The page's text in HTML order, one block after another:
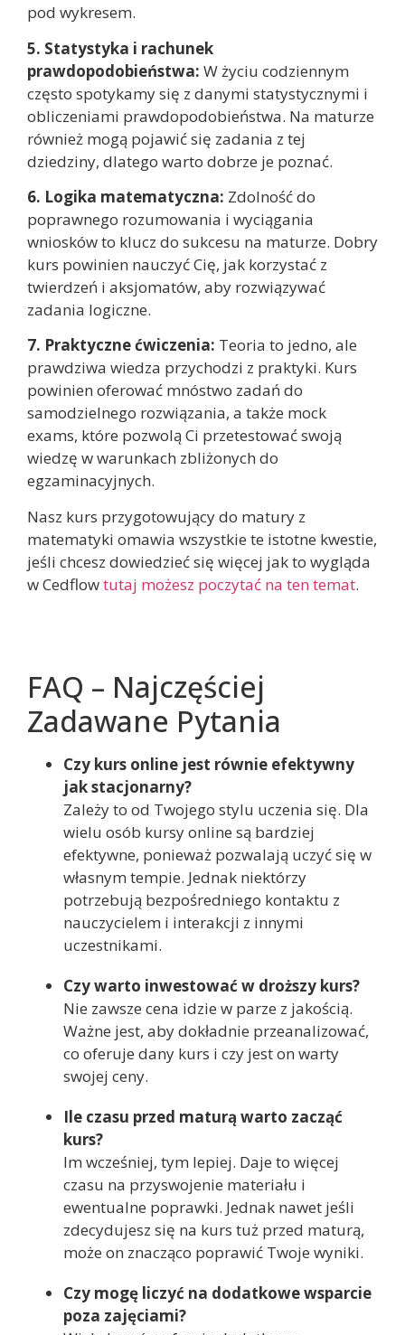
pod wykresem.
5. Statystyka i rachunek
prawdopodobieństwa: W życiu codziennym
często spotykamy się z danymi statystycznymi i
obliczeniami prawdopodobieństwa. Na maturze
również mogą pojawić się zadania z tej
dziedziny, dlatego warto dobrze je poznać.
6. Logika matematyczna: Zdolność do
poprawnego rozumowania i wyciągania
wniosków to klucz do sukcesu na maturze. Dobry
kurs powinien nauczyć Cię, jak korzystać z
twierdzeń i aksjomatów, aby rozwiązywać
zadania logiczne.
7. Praktyczne ćwiczenia: Teoria to jedno, ale
prawdziwa wiedza przychodzi z praktyki. Kurs
powinien oferować mnóstwo zadań do
samodzielnego rozwiązania, a także mock
exams, które pozwolą Ci przetestować swoją
wiedzę w warunkach zbliżonych do
egzaminacyjnych.
Nasz kurs przygotowujący do matury z
matematyki omawia wszystkie te istotne kwestie,
jeśli chcesz dowiedzieć się więcej jak to wygląda
w Cedflowtutaj możesz poczytać na ten temat.
FAQ – Najczęściej
Zadawane Pytania
Czy kurs online jest równie efektywny
jak stacjonarny?
Zależy to od Twojego stylu uczenia się. Dla
wielu osób kursy online są bardziej
efektywne, ponieważ pozwalają uczyć się w
własnym tempie. Jednak niektórzy
potrzebują bezpośredniego kontaktu z
nauczycielem i interakcji z innymi
uczestnikami.
Czy warto inwestować w droższy kurs?
Nie zawsze cena idzie w parze z jakością.
Ważne jest, aby dokładnie przeanalizować,
co oferuje dany kurs i czy jest on warty
swojej ceny.
Ile czasu przed maturą warto zacząć
kurs?
Im wcześniej, tym lepiej. Daje to więcej
czasu na przyswojenie materiału i
ewentualne poprawki. Jednak nawet jeśli
zdecydujesz się na kurs tuż przed maturą,
może on znacząco poprawić Twoje wyniki.
Czy mogę liczyć na dodatkowe wsparcie
poza zajęciami?